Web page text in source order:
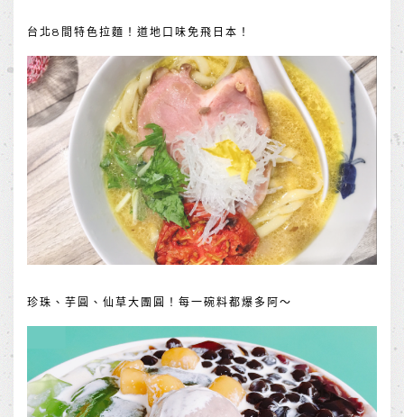
台北8間特色拉麵！道地口味免飛日本！
珍珠、芋圓、仙草大團圓！每一碗料都爆多阿～